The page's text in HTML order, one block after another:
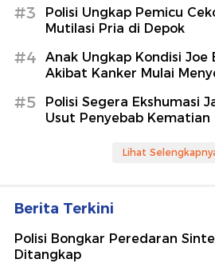
#3
Polisi Ungkap Pemicu
Mutilasi Pria di Depok
#4
Anak Ungkap Kondisi Joe
Akibat Kanker Mulai
#5
Polisi Segera Ekshumasi
Usut Penyebab Kematian
Lihat
Berita Terkini
Polisi Bongkar Peredaran
Ditangkap